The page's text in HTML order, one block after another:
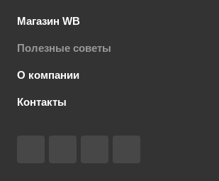
Магазин WB
Полезные советы
О компании
Контакты